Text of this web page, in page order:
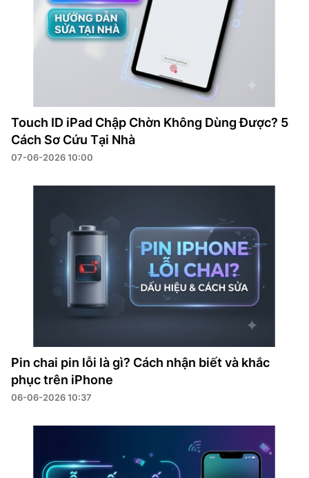
Touch ID iPad Chập Chờn Không Dùng Được? 5
Cách Sơ Cứu Tại Nhà
07-06-2026 10:00
Pin chai pin lỗi là gì? Cách nhận biết và khắc
phục trên iPhone
06-06-2026 10:37